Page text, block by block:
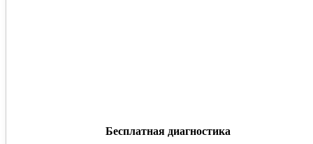
Бесплатная диагностика